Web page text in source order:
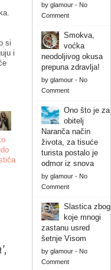
si
i
by glamour- No
Comment
Smokva,
voćka
neodoljivog okusa
prepuna zdravlja!
by glamour- No
Comment
Ono što je za
obitelj
Naranča način
života, za tisuće
turista postalo je
odmor iz snova
by glamour- No
Comment
Slastica zbog
koje mnogi
zastanu usred
šetnje Visom
by glamour- No
Comment